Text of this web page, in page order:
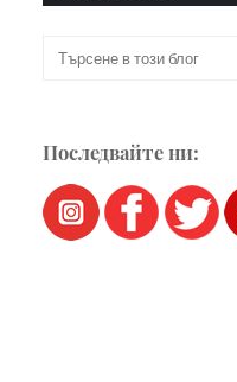
Последвайте ни: